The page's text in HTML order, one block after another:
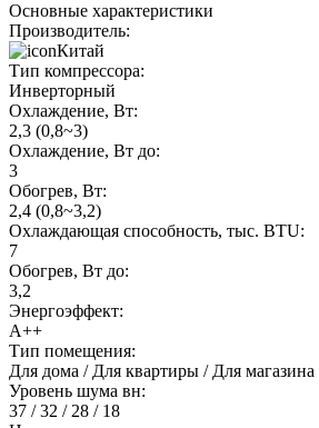
Основные характеристики
Производитель:
Китай
Тип компрессора:
Инверторный
Охлаждение, Вт:
2,3 (0,8~3)
Охлаждение, Вт до:
3
Обогрев, Вт:
2,4 (0,8~3,2)
Охлаждающая способность, тыс. BTU:
7
Обогрев, Вт до:
3,2
Энергоэффект:
А++
Тип помещения:
Для дома / Для квартиры / Для
Уровень шума вн:
37 / 32 / 28 / 18